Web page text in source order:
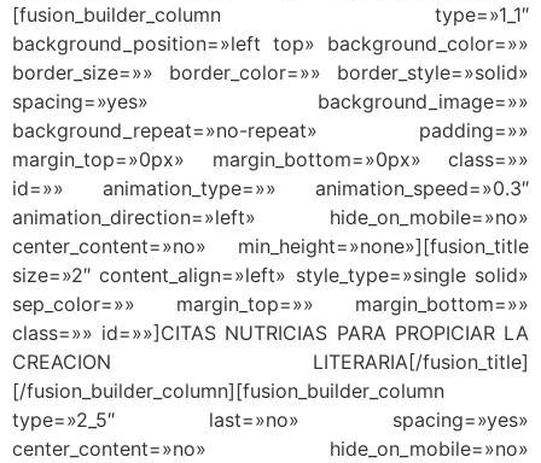
[fusion_builder_column type=»1_1″
background_position=»left top» background_color=»»
border_size=»» border_color=»» border_style=»solid»
spacing=»yes» background_image=»»
background_repeat=»no-repeat» padding=»»
margin_top=»0px» margin_bottom=»0px» class=»»
id=»» animation_type=»» animation_speed=»0.3″
animation_direction=»left» hide_on_mobile=»no»
center_content=»no» min_height=»none»][fusion_title
size=»2″ content_align=»left» style_type=»single solid»
sep_color=»» margin_top=»» margin_bottom=»»
class=»» id=»»]CITAS NUTRICIAS PARA PROPICIAR LA
CREACION LITERARIA[/fusion_title]
[/fusion_builder_column][fusion_builder_column
type=»2_5″ last=»no» spacing=»yes»
center_content=»no» hide_on_mobile=»no»